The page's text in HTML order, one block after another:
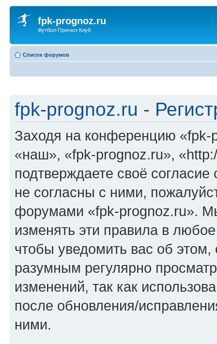
fpk-prognoz.ru
Футбол-Прогноз Клуб
Список форумов
fpk-prognoz.ru -
Заходя на конференцию
«наш», «fpk-prognoz.ru»,
подтверждаете своё
не согласны с ними,
форумами «fpk-prognoz.ru».
изменять эти правила в
чтобы уведомить вас об
разумным регулярно
изменений, так как
после обновления/
ними.